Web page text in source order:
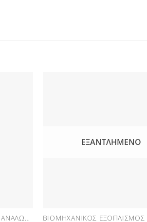
ΕΞΑΝΤΛΗΜΈΝΟ